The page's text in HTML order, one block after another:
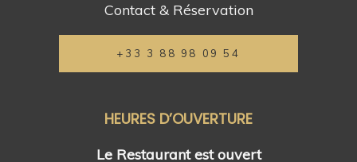
Contact & Réservation
+33 3 88 98 09 54
HEURES D’OUVERTURE
Le Restaurant est ouvert